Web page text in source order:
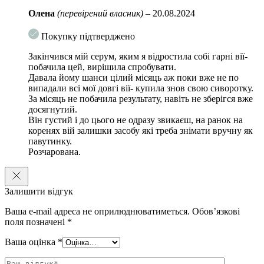
Крок 1:Очистіть шкіру навколо очей і вії, переконавшись, що не
Крок 2:Нанесіть засіб на шкіру за допомогою аплікатора уздовж лінії
годин перед змиванням. Після повного висихання можна наносити
макіяж.
Крок 3:Застосовуйте 1-2 рази на день (вранці та ввечері).
Олена (перевірений власник) – 20.08.2024
Покупку підтверджено
Закінчився мій серум, яким я відростила собі гарні вії-
побачила цей, вирішила спробувати.
Давала йому шанси цілий місяць аж поки вже не по
випадали всі мої довгі вії- купила знов свою сиворотку.
За місяць не побачила результату, навіть не зберігся вже
досягнутий.
Він густий і до цього не одразу звикаєш, на ранок на
коренях вій залишки засобу які треба знімати вручну як
павутинку.
Розчарована.
Залишити відгук
Ваша e-mail адреса не оприлюднюватиметься. Обов’язкові
поля позначені *
Ваша оцінка *
View on Instagram